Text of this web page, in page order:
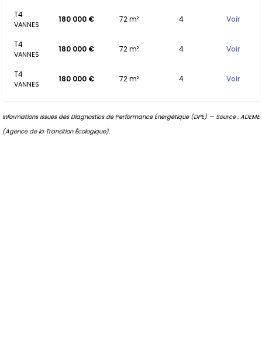
T4
VANNES
180 000 € 72 m² 4 Voir
T4
VANNES
180 000 € 72 m² 4 Voir
T4
VANNES
180 000 € 72 m² 4 Voir
Informations issues des Diagnostics de Performance Énergétique (DPE) — Source : ADEME
(Agence de la Transition Écologique).